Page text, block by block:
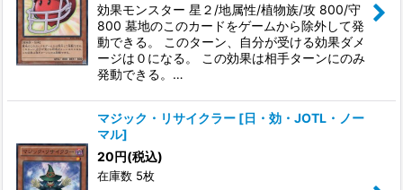
効果モンスター 星２/地属性/植物族/攻 800/守
800 墓地のこのカードをゲームから除外して発
動できる。 このターン、自分が受ける効果ダメ
ージは０になる。 この効果は相手ターンにのみ
発動できる。…
マジック・リサイクラー [日・効・JOTL・ノー
マル]
20円(税込)
在庫数 5枚